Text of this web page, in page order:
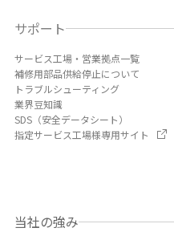
サポート
サービス工場・営業拠点一覧
補修用部品供給停止について
トラブルシューティング
業界豆知識
SDS（安全データシート）
指定サービス工場様専用サイト
当社の強み